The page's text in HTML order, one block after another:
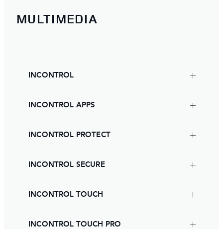
MULTIMEDIA
INCONTROL
INCONTROL APPS
INCONTROL PROTECT
INCONTROL SECURE
INCONTROL TOUCH
INCONTROL TOUCH PRO